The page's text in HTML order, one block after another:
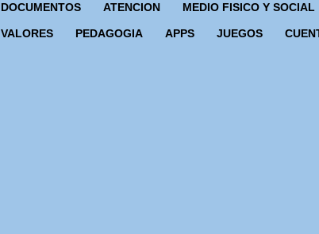
DOCUMENTOS ATENCION MEDIO FISICO Y SOCIAL
VALORES PEDAGOGIA APPS JUEGOS